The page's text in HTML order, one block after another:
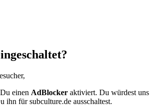
einen AdBlocker aktiviert. Du würdest uns
ihn für subculture.de ausschaltest.